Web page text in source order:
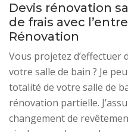
Devis rénovation
de frais avec
Rénovation
Vous projetez d’effectuer
votre salle de bain ? Je
totalité de votre salle de
rénovation partielle.
changement de